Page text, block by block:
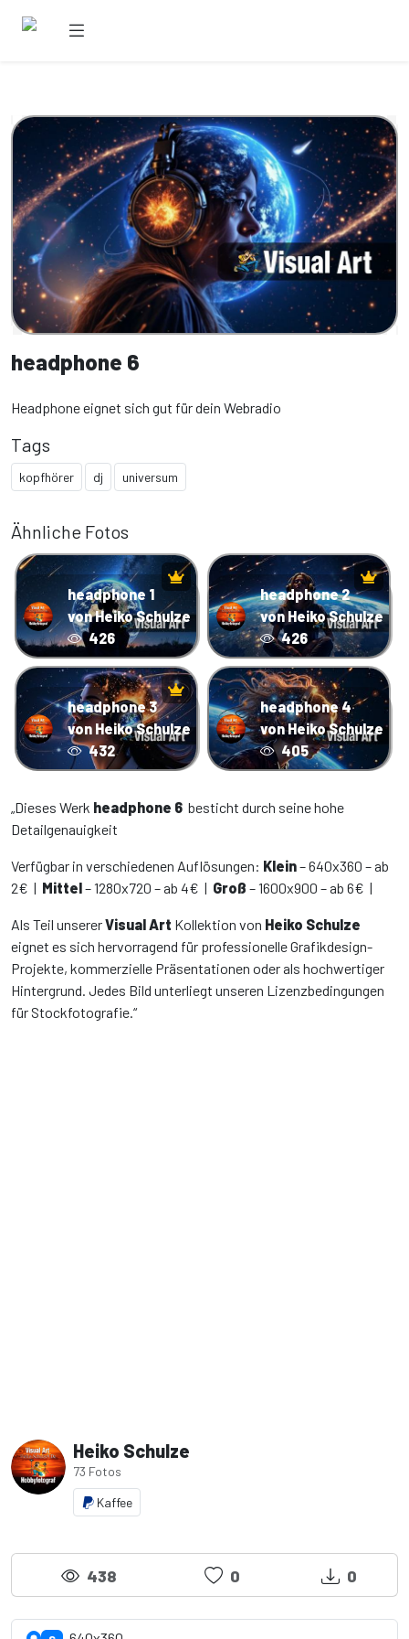
headphone 6
Headphone eignet sich gut für dein Webradio
Tags
kopfhörer dj universum
Ähnliche Fotos
headphone 1
von Heiko Schulze
426
headphone 2
von Heiko Schulze
426
headphone 3
von Heiko Schulze
432
headphone 4
von Heiko Schulze
405
„Dieses Werk headphone 6 besticht durch seine hohe
Detailgenauigkeit
Verfügbar in verschiedenen Auflösungen: Klein– 640x360 – ab
2€ | Mittel– 1280x720 – ab 4€ | Groß – 1600x900 – ab 6€ |
Als Teil unsererVisual Art Kollektion von Heiko Schulze
eignet es sich hervorragend für professionelle Grafikdesign-
Projekte, kommerzielle Präsentationen oder als hochwertiger
Hintergrund. Jedes Bild unterliegt unseren Lizenzbedingungen
für Stockfotografie.“
Heiko Schulze
73 Fotos
Kaffee
438 0 0